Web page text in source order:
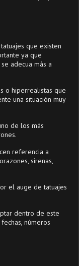
que existen
ya que
adecua más a
o hiperrealistas que
una situación muy
de los más
referencia a
sirenas,
el auge de tatuajes
dentro de este
números